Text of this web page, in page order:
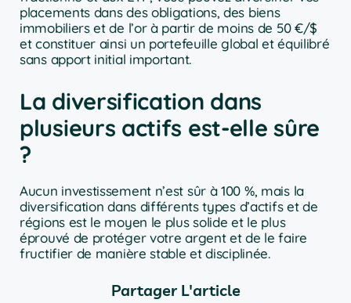
placements dans des obligations, des biens
immobiliers et de l’or à partir de moins de 50 €/$
et constituer ainsi un portefeuille global et équilibré
sans apport initial important.
La diversification dans
plusieurs actifs est-elle sûre
?
Aucun investissement n’est sûr à 100 %, mais la
diversification dans différents types d’actifs et de
régions est le moyen le plus solide et le plus
éprouvé de protéger votre argent et de le faire
fructifier de manière stable et disciplinée.
Partager L'article